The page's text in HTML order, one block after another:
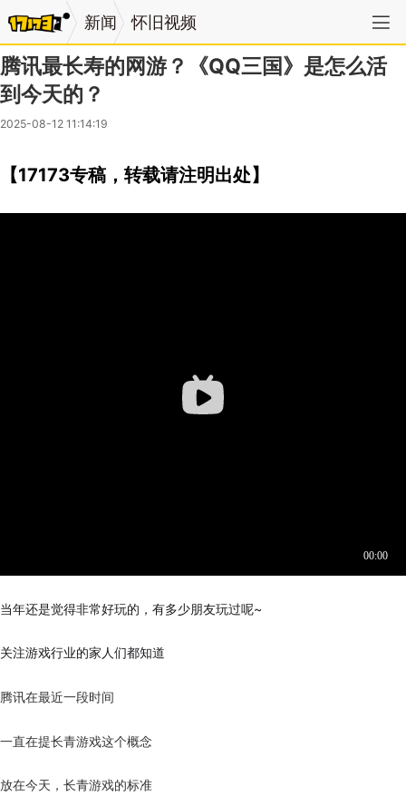
新闻 怀旧视频
腾讯最长寿的网游？《QQ三国》是怎么活
到今天的？
2025-08-12 11:14:19
【17173专稿，转载请注明出处】
当年还是觉得非常好玩的，有多少朋友玩过呢~
关注游戏行业的家人们都知道
腾讯在最近一段时间
一直在提长青游戏这个概念
放在今天，长青游戏的标准